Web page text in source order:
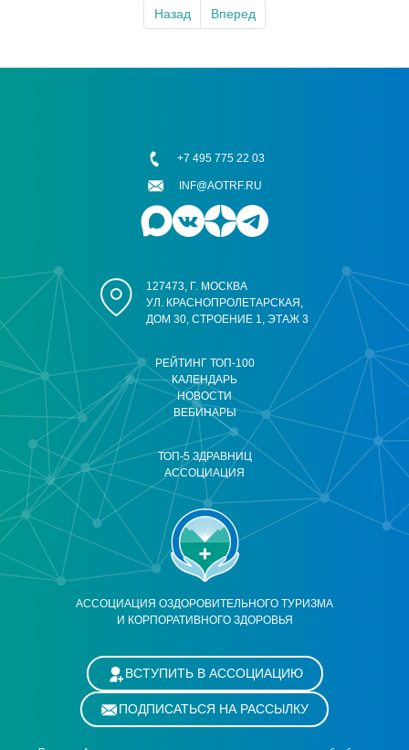
Назад Вперед
АССОЦИАЦИЯ ОЗДОРОВИТЕЛЬНОГО ТУРИЗМА
И КОРПОРАТИВНОГО ЗДОРОВЬЯ
РЕЙТИНГ ТОП-100
КАЛЕНДАРЬ
НОВОСТИ
ВЕБИНАРЫ
ТОП-5 ЗДРАВНИЦ
АССОЦИАЦИЯ
127473, Г. МОСКВА
УЛ. КРАСНОПРОЛЕТАРСКАЯ,
ДОМ 30, СТРОЕНИЕ 1, ЭТАЖ 3
+7 495 775 22 03
INF@AOTRF.RU
ВСТУПИТЬ В АССОЦИАЦИЮ
ПОДПИСАТЬСЯ НА РАССЫЛКУ